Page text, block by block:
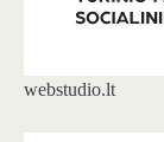
webstudio.lt